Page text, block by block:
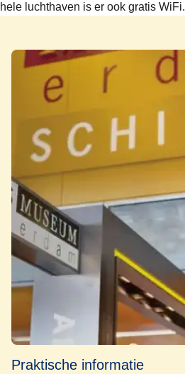
hele luchthaven is er ook gratis WiFi.
Praktische informatie